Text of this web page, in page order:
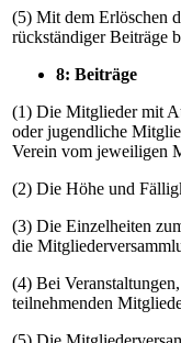
(5) Mit dem Erlöschen
rückständiger Beiträge
8: Beiträge
(1) Die Mitglieder mit
oder jugendliche
Verein vom jeweiligen
(2) Die Höhe und
(3) Die Einzelheiten
die
(4) Bei
teilnehmenden